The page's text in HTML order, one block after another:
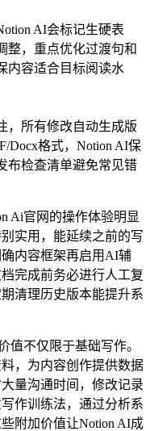
AI会标记生硬表
整，重点优化过渡句和
内容适合目标阅读水
，所有修改自动生成版
Docx格式，Notion AI保
布检查清单避免常见错
Ai官网的操作体验明显
实用，能延续之前的写
内容框架再启用AI辅
完成前务必进行人工复
清理历史版本能提升系
值不仅限于基础写作。
，为内容创作提供数据
量沟通时间，修改记录
作训练法，通过分析系
附加价值让Notion AI成